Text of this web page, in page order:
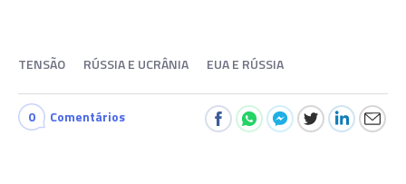
TENSÃO RÚSSIA E UCRÂNIA EUA E RÚSSIA
0 Comentários